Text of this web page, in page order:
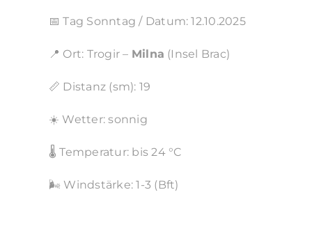
📅 Tag Sonntag / Datum: 12.10.2025
📍 Ort: Trogir – Milna (Insel Brac)
📏 Distanz (sm): 19
☀️ Wetter: sonnig
🌡️ Temperatur: bis 24 °C
🌬️ Windstärke: 1-3 (Bft)